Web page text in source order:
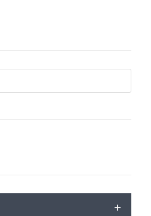
+